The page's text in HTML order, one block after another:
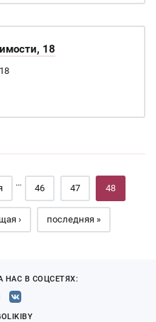
18
…
46 47 48
› последняя »
НАС В СОЦСЕТЯХ: